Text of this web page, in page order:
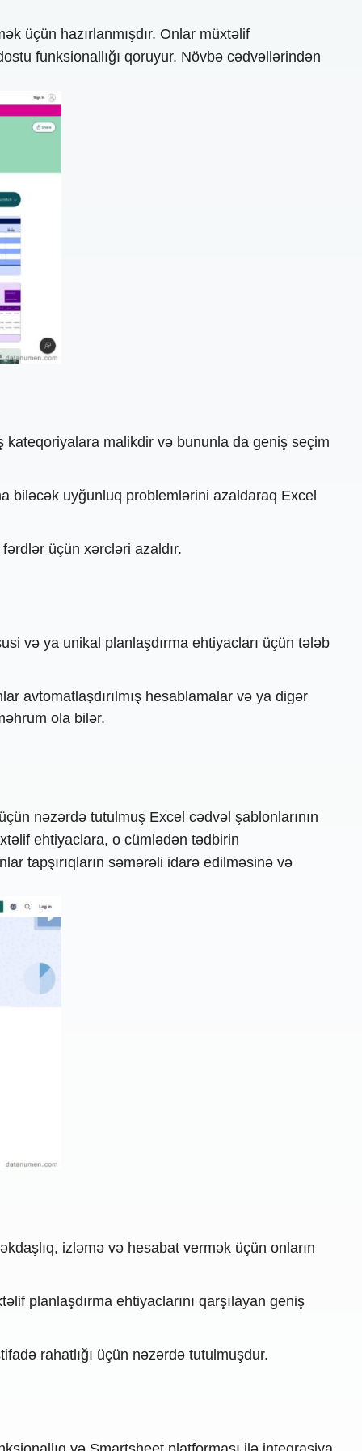
üçün hazırlanmışdır. Onlar müxtəlif
funksionallığı qoruyur. Növbə cədvəllərindən
kateqoriyalara malikdir və bununla da geniş seçim
biləcək uyğunluq problemlərini azaldaraq Excel
üçün xərcləri azaldır.
və ya unikal planlaşdırma ehtiyacları üçün tələb
avtomatlaşdırılmış hesablamalar və ya digər
ola bilər.
nəzərdə tutulmuş Excel cədvəl şablonlarının
ehtiyaclara, o cümlədən tədbirin
tapşırıqların səmərəli idarə edilməsinə və
izləmə və hesabat vermək üçün onların
planlaşdırma ehtiyaclarını qarşılayan geniş
rahatlığı üçün nəzərdə tutulmuşdur.